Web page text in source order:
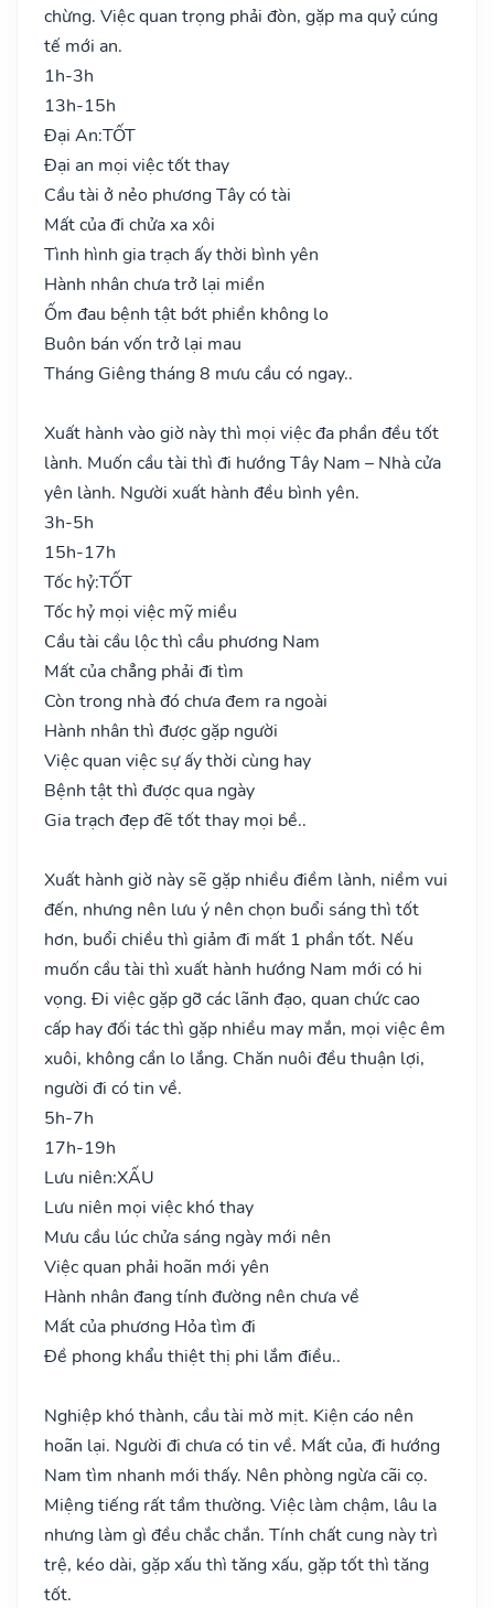
chừng. Việc quan trọng phải đòn, gặp ma quỷ cúng
tế mới an.
1h-3h
13h-15h
Đại An:TỐT
Đại an mọi việc tốt thay
Cầu tài ở nẻo phương Tây có tài
Mất của đi chửa xa xôi
Tình hình gia trạch ấy thời bình yên
Hành nhân chưa trở lại miền
Ốm đau bệnh tật bớt phiền không lo
Buôn bán vốn trở lại mau
Tháng Giêng tháng 8 mưu cầu có ngay..
Xuất hành vào giờ này thì mọi việc đa phần đều tốt
lành. Muốn cầu tài thì đi hướng Tây Nam – Nhà cửa
yên lành. Người xuất hành đều bình yên.
3h-5h
15h-17h
Tốc hỷ:TỐT
Tốc hỷ mọi việc mỹ miều
Cầu tài cầu lộc thì cầu phương Nam
Mất của chẳng phải đi tìm
Còn trong nhà đó chưa đem ra ngoài
Hành nhân thì được gặp người
Việc quan việc sự ấy thời cùng hay
Bệnh tật thì được qua ngày
Gia trạch đẹp đẽ tốt thay mọi bề..
Xuất hành giờ này sẽ gặp nhiều điềm lành, niềm vui
đến, nhưng nên lưu ý nên chọn buổi sáng thì tốt
hơn, buổi chiều thì giảm đi mất 1 phần tốt. Nếu
muốn cầu tài thì xuất hành hướng Nam mới có hi
vọng. Đi việc gặp gỡ các lãnh đạo, quan chức cao
cấp hay đối tác thì gặp nhiều may mắn, mọi việc êm
xuôi, không cần lo lắng. Chăn nuôi đều thuận lợi,
người đi có tin về.
5h-7h
17h-19h
Lưu niên:XẤU
Lưu niên mọi việc khó thay
Mưu cầu lúc chửa sáng ngày mới nên
Việc quan phải hoãn mới yên
Hành nhân đang tính đường nên chưa về
Mất của phương Hỏa tìm đi
Đề phong khẩu thiệt thị phi lắm điều..
Nghiệp khó thành, cầu tài mờ mịt. Kiện cáo nên
hoãn lại. Người đi chưa có tin về. Mất của, đi hướng
Nam tìm nhanh mới thấy. Nên phòng ngừa cãi cọ.
Miệng tiếng rất tầm thường. Việc làm chậm, lâu la
nhưng làm gì đều chắc chắn. Tính chất cung này trì
trệ, kéo dài, gặp xấu thì tăng xấu, gặp tốt thì tăng
tốt.